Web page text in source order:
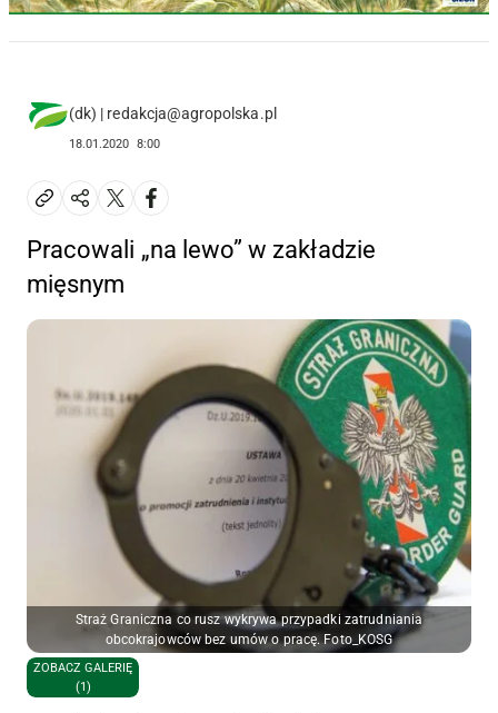
(dk) | redakcja@agropolska.pl
18.01.2020 8:00
Pracowali „na lewo” w zakładzie
mięsnym
Straż Graniczna co rusz wykrywa przypadki zatrudniania
obcokrajowców bez umów o pracę. Foto_KOSG
ZOBACZ GALERIĘ
(1)